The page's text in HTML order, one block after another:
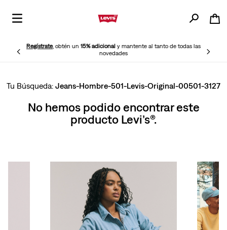
Regístrate, obtén un15% adicionaly mantente al tanto de todas las
novedades
Jeans-Hombre-501-Levis-Original-00501-3127
No hemos podido encontrar este
producto Levi’s®.